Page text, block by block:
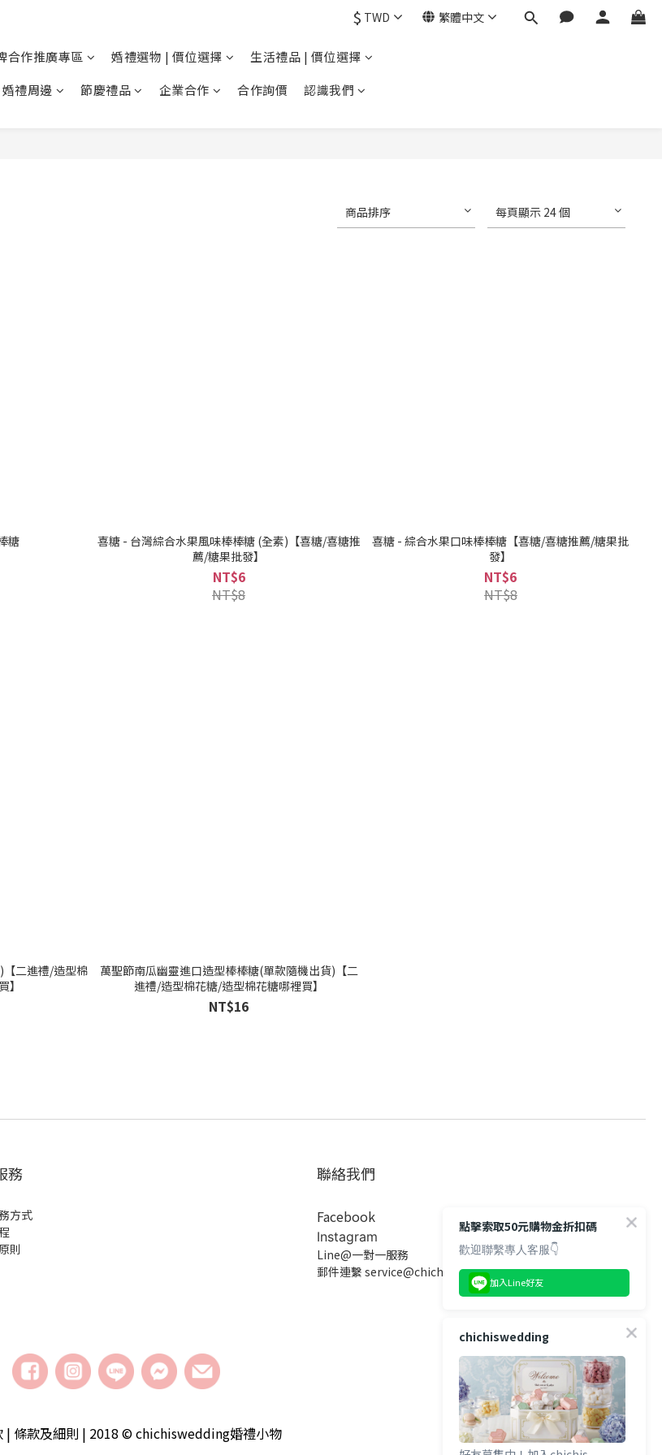
$ TWD 繁體中文
合作推廣專區 婚禮選物 | 價位選擇
生活禮品 | 價位選擇
婚禮周邊 節慶禮品 企業合作 合作詢價 認識我們
商品排序 每頁顯示 24 個
糖
喜糖 - 台灣綜合水果風味棒棒糖 (全素)【喜糖/喜糖推
薦/糖果批發】
NT$6
NT$8
喜糖 - 綜合水果口味棒棒糖【喜糖/喜糖推薦/糖果批
發】
NT$6
NT$8
【二進禮/造型棉
】
萬聖節南瓜幽靈進口造型棒棒糖(單款隨機出貨)【二
進禮/造型棉花糖/造型棉花糖哪裡買】
NT$16
務
方式
則
聯絡我們
Facebook
Instagram
Line@一對一服務
郵件連繫 service@chichiswedding.com
| 條款及細則 | 2018 © chichiswedding婚禮小物
點擊索取50元購物金折扣碼
歡迎聯繫專人客服👇
加入Line好友
chichiswedding